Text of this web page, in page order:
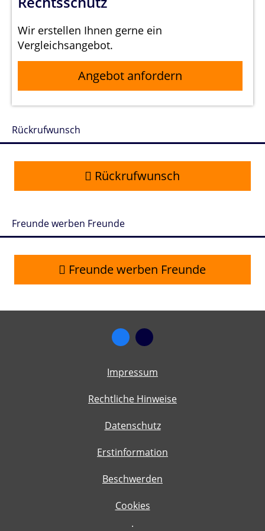
Wir erstellen Ihnen gerne ein
Vergleichsangebot.
Angebot anfordern
Rückrufwunsch
Rückrufwunsch
Freunde werben Freunde
Freunde werben Freunde
Impressum
Rechtliche Hinweise
Datenschutz
Erstinformation
Beschwerden
Cookies
·